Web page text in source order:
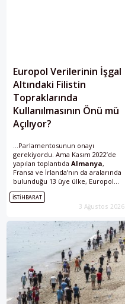
Europol Verilerinin İşgal
Altındaki Filistin
Topraklarında
Kullanılmasının Önü mü
Açılıyor?
...Parlamentosunun onayı
gerekiyordu. Ama Kasım 2022’de
yapılan toplantıda Almanya,
Fransa ve İrlanda’nın da aralarında
bulunduğu 13 üye ülke, Europol
verilerinin işgal altındaki
topraklarda kullanılmasına kesin
biçimde karşı çıktı. Der Spiegel’in...
İSTIHBARAT
3 Ağustos 2026